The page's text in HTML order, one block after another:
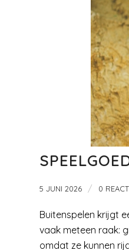
5 JUNI 2026 / 0
Buitenspelen krijgt
vaak meteen raak:
omdat ze kunnen